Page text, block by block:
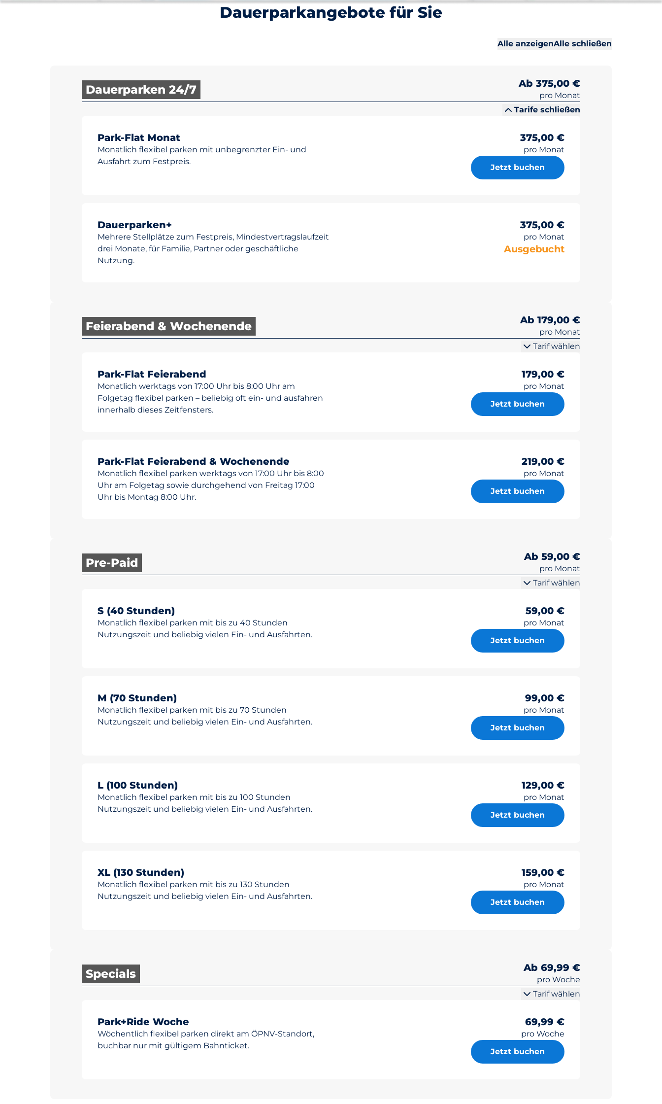
Dauerparkangebote für Sie
Alle anzeigenAlle schließenAlle
Alle
Dauerparken 24/7 Ab 375,00 €
pro Monat
Tarife schließen
Park-Flat Monat
Monatlich flexibel parken mit unbegrenzter Ein- und
Ausfahrt zum Festpreis.
375,00 €
pro Monat
Jetzt buchen
Dauerparken+
Mehrere Stellplätze zum Festpreis, Mindestvertragslaufzeit
drei Monate, für Familie, Partner oder geschäftliche
Nutzung.
375,00 €
pro Monat
Ausgebucht
Feierabend & Wochenende Ab 179,00 €
pro Monat
Tarif wählen
Park-Flat Feierabend
Monatlich werktags von 17:00 Uhr bis 8:00 Uhr am
Folgetag flexibel parken – beliebig oft ein- und ausfahren
innerhalb dieses Zeitfensters.
179,00 €
pro Monat
Jetzt buchen
Park-Flat Feierabend & Wochenende
Monatlich flexibel parken werktags von 17:00 Uhr bis 8:00
Uhr am Folgetag sowie durchgehend von Freitag 17:00
Uhr bis Montag 8:00 Uhr.
219,00 €
pro Monat
Jetzt buchen
Pre-Paid Ab 59,00 €
pro Monat
Tarif wählen
S (40 Stunden)
Monatlich flexibel parken mit bis zu 40 Stunden
Nutzungszeit und beliebig vielen Ein- und Ausfahrten.
59,00 €
pro Monat
Jetzt buchen
M (70 Stunden)
Monatlich flexibel parken mit bis zu 70 Stunden
Nutzungszeit und beliebig vielen Ein- und Ausfahrten.
99,00 €
pro Monat
Jetzt buchen
L (100 Stunden)
Monatlich flexibel parken mit bis zu 100 Stunden
Nutzungszeit und beliebig vielen Ein- und Ausfahrten.
129,00 €
pro Monat
Jetzt buchen
XL (130 Stunden)
Monatlich flexibel parken mit bis zu 130 Stunden
Nutzungszeit und beliebig vielen Ein- und Ausfahrten.
159,00 €
pro Monat
Jetzt buchen
Specials Ab 69,99 €
pro Woche
Tarif wählen
Park+Ride Woche
Wöchentlich flexibel parken direkt am ÖPNV-Standort,
buchbar nur mit gültigem Bahnticket.
69,99 €
pro Woche
Jetzt buchen